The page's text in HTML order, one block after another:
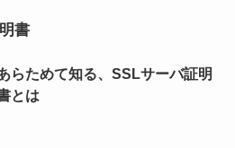
書
らためて知る、SSLサーバ証明
とは